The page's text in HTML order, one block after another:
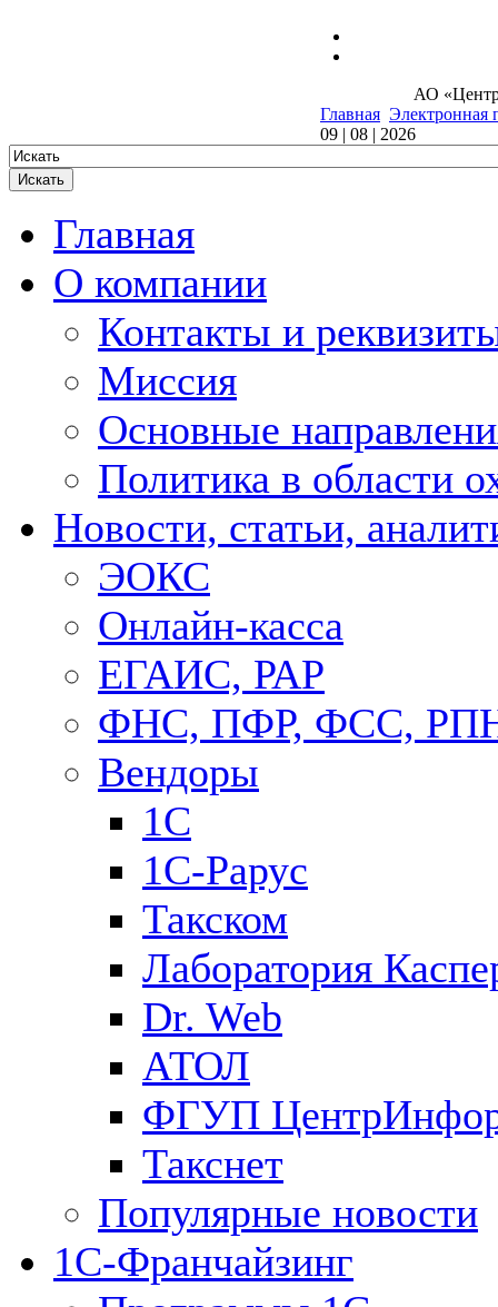
АО
Главная Электронная
09 | 08 | 2026
Главная
О компании
Контакты и
Миссия
Основные
Политика в области
Новости, статьи,
ЭОКС
Онлайн-касса
ЕГАИС, РАР
ФНС, ПФР, ФСС,
Вендоры
1С
1C-Рарус
Такском
Лаборатория
Dr. Web
АТОЛ
ФГУП
Такснет
Популярные новости
1С-Франчайзинг